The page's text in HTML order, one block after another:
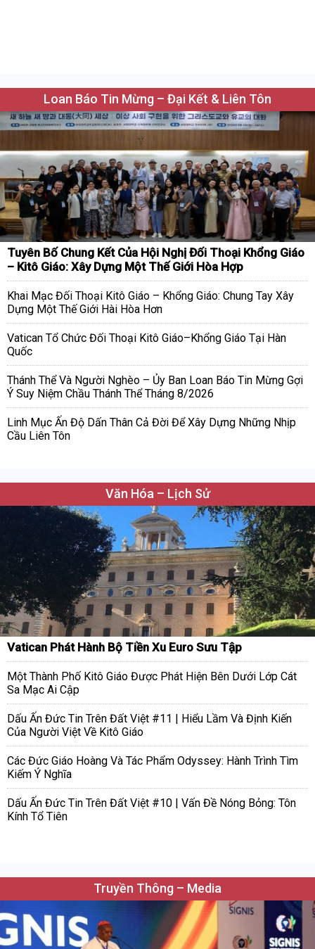
Loan Báo Tin Mừng – Đại Kết & Liên Tôn
Tuyên Bố Chung Kết Của Hội Nghị Đối Thoại Khổng Giáo
– Kitô Giáo: Xây Dựng Một Thế Giới Hòa Hợp
Khai Mạc Đối Thoại Kitô Giáo – Khổng Giáo: Chung Tay Xây
Dựng Một Thế Giới Hài Hòa Hơn
Vatican Tổ Chức Đối Thoại Kitô Giáo–Khổng Giáo Tại Hàn
Quốc
Thánh Thể Và Người Nghèo – Ủy Ban Loan Báo Tin Mừng Gợi
Ý Suy Niệm Chầu Thánh Thể Tháng 8/2026
Linh Mục Ấn Độ Dấn Thân Cả Đời Để Xây Dựng Những Nhịp
Cầu Liên Tôn
Văn Hóa – Lịch Sử
Vatican Phát Hành Bộ Tiền Xu Euro Sưu Tập
Một Thành Phố Kitô Giáo Được Phát Hiện Bên Dưới Lớp Cát
Sa Mạc Ai Cập
Dấu Ấn Đức Tin Trên Đất Việt #11 | Hiểu Lầm Và Định Kiến
Của Người Việt Về Kitô Giáo
Các Đức Giáo Hoàng Và Tác Phẩm Odyssey: Hành Trình Tìm
Kiếm Ý Nghĩa
Dấu Ấn Đức Tin Trên Đất Việt #10 | Vấn Đề Nóng Bỏng: Tôn
Kính Tổ Tiên
Truyền Thông – Media